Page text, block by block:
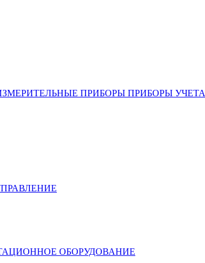
ПРИБОРЫ ПРИБОРЫ УЧЕТА
ОБОРУДОВАНИЕ